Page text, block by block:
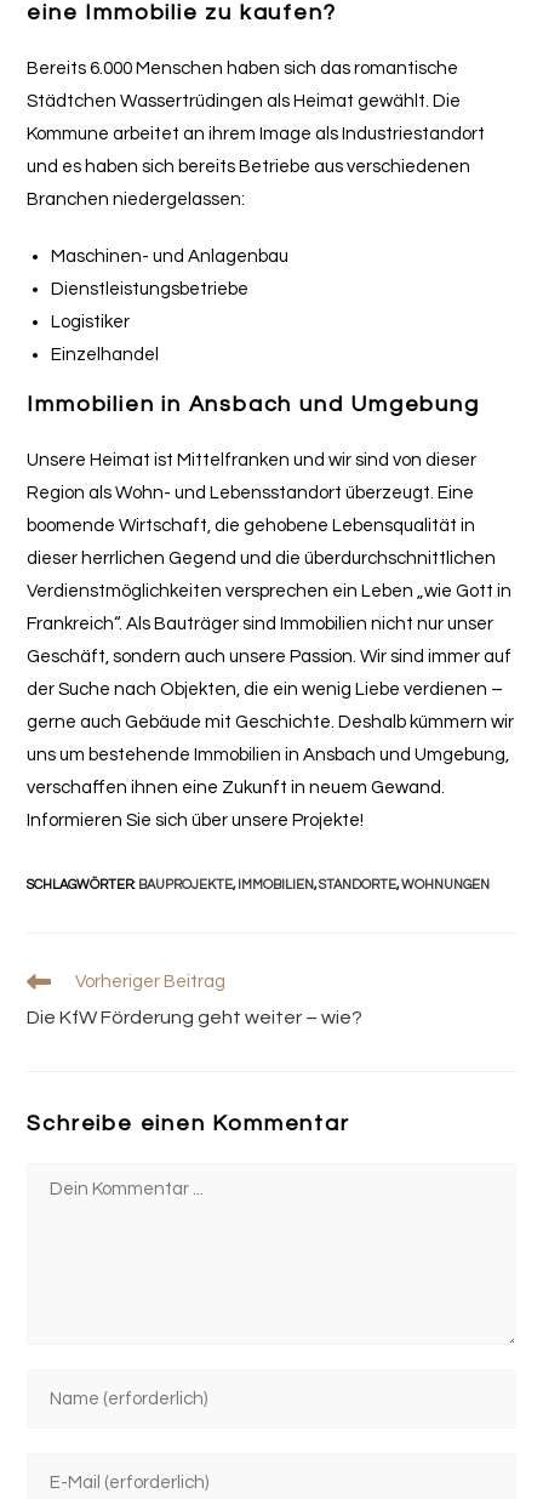
eine Immobilie zu kaufen?
Bereits 6.000 Menschen haben sich das romantische
Städtchen Wassertrüdingen als Heimat gewählt. Die
Kommune arbeitet an ihrem Image als Industriestandort
und es haben sich bereits Betriebe aus verschiedenen
Branchen niedergelassen:
Maschinen- und Anlagenbau
Dienstleistungsbetriebe
Logistiker
Einzelhandel
Immobilien in Ansbach und Umgebung
Unsere Heimat ist Mittelfranken und wir sind von dieser
Region als Wohn- und Lebensstandort überzeugt. Eine
boomende Wirtschaft, die gehobene Lebensqualität in
dieser herrlichen Gegend und die überdurchschnittlichen
Verdienstmöglichkeiten versprechen ein Leben „wie Gott in
Frankreich“. Als Bauträger sind Immobilien nicht nur unser
Geschäft, sondern auch unsere Passion. Wir sind immer auf
der Suche nach Objekten, die ein wenig Liebe verdienen –
gerne auch Gebäude mit Geschichte. Deshalb kümmern wir
uns um bestehende Immobilien in Ansbach und Umgebung,
verschaffen ihnen eine Zukunft in neuem Gewand.
Informieren Sie sich über unsere Projekte!
SCHLAGWÖRTER: BAUPROJEKTE, IMMOBILIEN,STANDORTE,WOHNUNGEN
Weitere
ansehen
Vorheriger Beitrag
Die KfW Förderung geht weiter – wie?
Schreibe einen Kommentar
oder